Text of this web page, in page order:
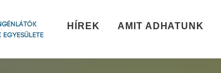
HÍREK AMIT ADHATUNK